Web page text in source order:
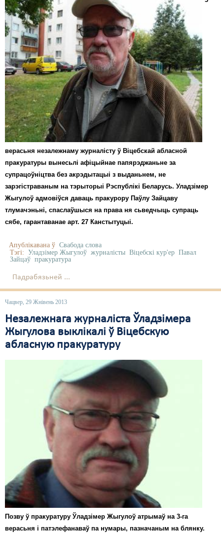
верасьня незалежнаму журналісту ў Віцебскай абласной
пракуратуры вынесьлі афіцыйнае папярэджаньне за
супрацоўніцтва без акрэдытацыі з выданьнем, не
зарэгістраваным на тэрыторыі Рэспублікі Беларусь. Уладзімер
Жыгулоў адмовіўся даваць пракурору Паўлу Зайцаву
тлумачэньні, спаслаўшыся на права ня сьведчыць супраць
сябе, гарантаванае арт. 27 Канстытуцыі.
Апублікавана ў Свабода слова
Тэгі: Уладзімер Жыгулоў журналісты Віцебскі кур'ер Павал
Зайцаў пракуратура
Падрабязьней ...
Чацвер, 29 Жнівень 2013
Незалежнага журналіста Ўладзімера
Жыгулова выклікалі ў Віцебскую
абласную пракуратуру
Позву ў пракуратуру Ўладзімер Жыгулоў атрымаў на 3-га
верасьня і патэлефанаваў па нумары, пазначаным на блянку.